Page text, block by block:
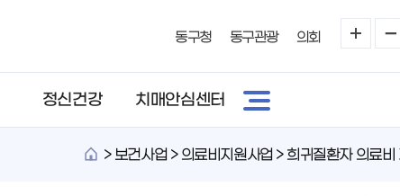
동구청 동구관광 의회
정신건강 치매안심센터
>보건사업 > 의료비지원사업 > 희귀질환자 의료비